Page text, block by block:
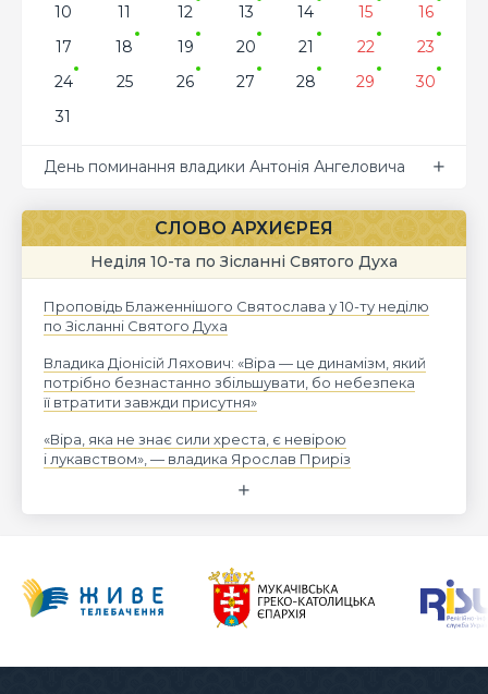
10
11 12 13 14 15
16
17
18 19 20 21 22
23
24
25 26 27 28 29
30
31
День поминання владики Антонія Ангеловича
СЛОВО АРХИЄРЕЯ
Неділя 10-та по Зісланні Святого Духа
Проповідь Блаженнішого Святослава у 10-ту неділю
по Зісланні Святого Духа
Владика Діонісій Ляхович: «Віра — це динамізм, який
потрібно безнастанно збільшувати, бо небезпека
її втратити завжди присутня»
«Віра, яка не знає сили хреста, є невірою
і лукавством», — владика Ярослав Приріз